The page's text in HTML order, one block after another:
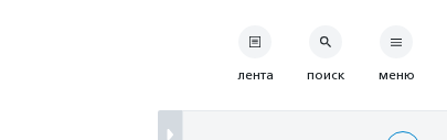
лента поиск меню